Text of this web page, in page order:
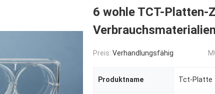
6 wohle TCT-Platten-
Preis: Verhandlungsfähig
Produktname Tct-Platte